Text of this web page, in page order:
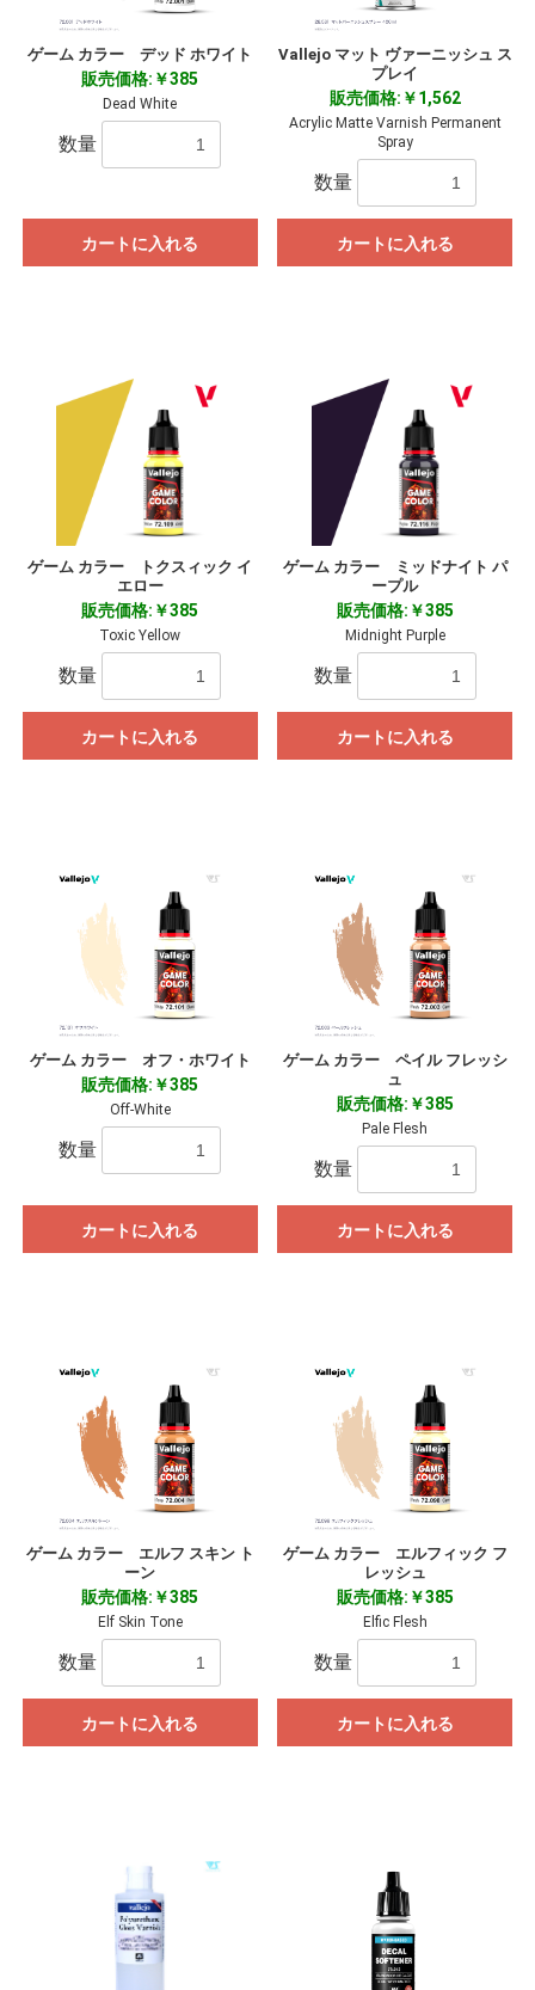
ゲーム カラー デッド ホワイト
販売価格:￥385
Dead White
数量
カートに入れる
Vallejo マット ヴァーニッシュ ス
プレイ
販売価格:￥1,562
Acrylic Matte Varnish Permanent
Spray
数量
カートに入れる
ゲーム カラー トクスィック イ
エロー
販売価格:￥385
Toxic Yellow
数量
カートに入れる
ゲーム カラー ミッドナイト パ
ープル
販売価格:￥385
Midnight Purple
数量
カートに入れる
ゲーム カラー オフ・ホワイト
販売価格:￥385
Off-White
数量
カートに入れる
ゲーム カラー ペイル フレッシ
ュ
販売価格:￥385
Pale Flesh
数量
カートに入れる
ゲーム カラー エルフ スキン ト
ーン
販売価格:￥385
Elf Skin Tone
数量
カートに入れる
ゲーム カラー エルフィック フ
レッシュ
販売価格:￥385
Elfic Flesh
数量
カートに入れる